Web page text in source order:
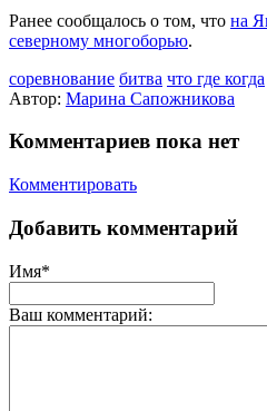
Ранее сообщалось о том, что на
северному многоборью.
соревнование битва что где когда
Автор: Марина Сапожникова
Комментариев пока нет
Комментировать
Добавить комментарий
Имя*
Ваш комментарий: